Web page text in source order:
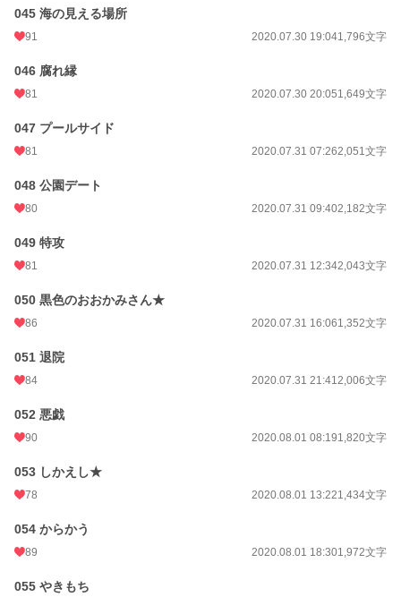
045 海の見える場所
91 2020.07.30 19:041,796文字
046 腐れ縁
81 2020.07.30 20:051,649文字
047 プールサイド
81 2020.07.31 07:262,051文字
048 公園デート
80 2020.07.31 09:402,182文字
049 特攻
81 2020.07.31 12:342,043文字
050 黒色のおおかみさん★
86 2020.07.31 16:061,352文字
051 退院
84 2020.07.31 21:412,006文字
052 悪戯
90 2020.08.01 08:191,820文字
053 しかえし★
78 2020.08.01 13:221,434文字
054 からかう
89 2020.08.01 18:301,972文字
055 やきもち